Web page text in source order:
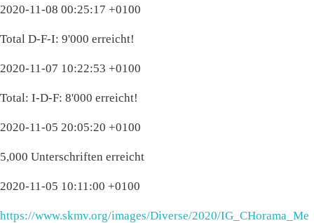
2020-11-08 00:25:17 +0100
Total D-F-I: 9'000 erreicht!
2020-11-07 10:22:53 +0100
Total: I-D-F: 8'000 erreicht!
2020-11-05 20:05:20 +0100
5,000 Unterschriften erreicht
2020-11-05 10:11:00 +0100
https://www.skmv.org/images/Diverse/2020/IG_CHorama_Me